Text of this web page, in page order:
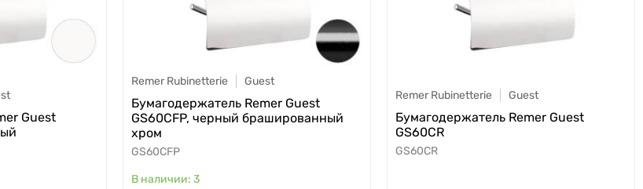
Guest
Remer Rubinetterie Guest
Бумагодержатель Remer Guest
GS60CFP, черный брашированный
хром
GS60CFP
3
Remer Rubinetterie Guest
Бумагодержатель Remer Guest
GS60CR
GS60CR